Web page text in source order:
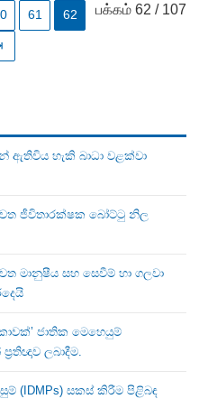
பக்கம் 62 / 107
61 62
ඇතිවිය හැකි බාධා වළක්වා
ජීවිතාරක්ෂක බෝට්ටු නිල
මානුෂීය සහ සෙවීම් හා ගලවා
ජාතික මෙහෙයුම්
ලබාදීම.
(IDMPs) සකස් කිරීම පිළිබඳ